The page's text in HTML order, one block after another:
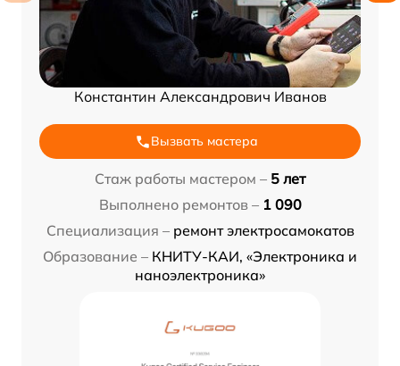
Константин Александрович Иванов
Вызвать мастера
Стаж работы мастером – 5 лет
Выполнено ремонтов – 1 090
Специализация – ремонт электросамокатов
Образование – КНИТУ-КАИ, «Электроника и
наноэлектроника»